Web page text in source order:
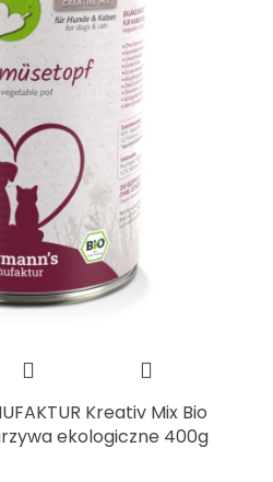
Kreativ Mix Bio
ekologiczne 400g